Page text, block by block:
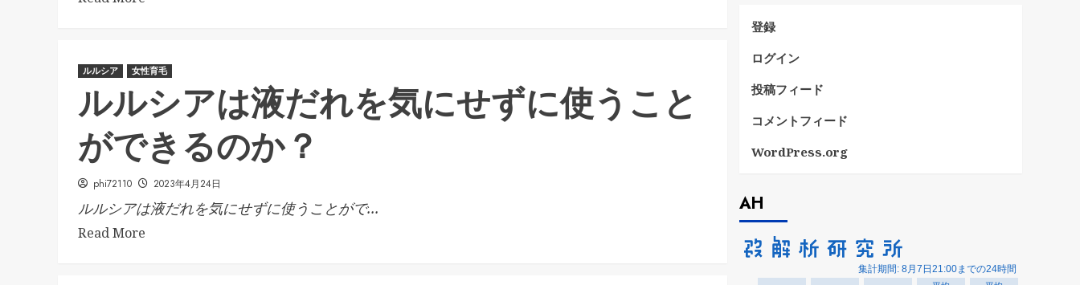
ルルシア 女性育毛
ルルシアは液だれを気にせずに使うこと
ができるのか？
phi72110 2023年4月24日
ルルシアは液だれを気にせずに使うことがで...
Read More
登録
ログイン
投稿フィード
コメントフィード
WordPress.org
AH